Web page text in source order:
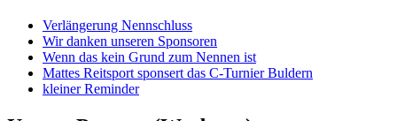
Verlängerung Nennschluss
Wir danken unseren Sponsoren
Wenn das kein Grund zum Nennen ist
Mattes Reitsport sponsert das C-Turnier Buldern
kleiner Reminder